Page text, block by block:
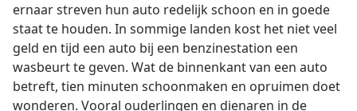
ernaar streven hun auto redelijk schoon en in goede
staat te houden. In sommige landen kost het niet veel
geld en tijd een auto bij een benzinestation een
wasbeurt te geven. Wat de binnenkant van een auto
betreft, tien minuten schoonmaken en opruimen doet
wonderen. Vooral ouderlingen en dienaren in de